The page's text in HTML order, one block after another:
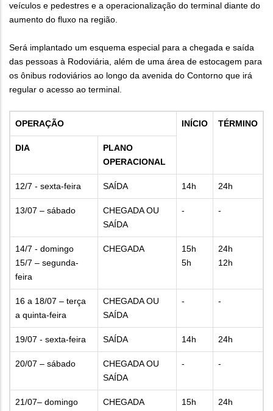
veículos e pedestres e a operacionalização do terminal diante do
aumento do fluxo na região.
Será implantado um esquema especial para a chegada e saída
das pessoas à Rodoviária, além de uma área de estocagem para
os ônibus rodoviários ao longo da avenida do Contorno que irá
regular o acesso ao terminal.
OPERAÇÃO INÍCIO TÉRMINO
DIA
PLANO
OPERACIONAL
12/7 - sexta-feira SAÍDA 14h 24h
13/07 – sábado
CHEGADA OU
SAÍDA
- -
14/7 - domingo
15/7 – segunda-
feira
CHEGADA
15h
5h
24h
12h
16 a 18/07 – terça
a quinta-feira
CHEGADA OU
SAÍDA
- -
19/07 - sexta-feira SAÍDA 14h 24h
20/07 – sábado
CHEGADA OU
SAÍDA
- -
21/07– domingo CHEGADA 15h 24h